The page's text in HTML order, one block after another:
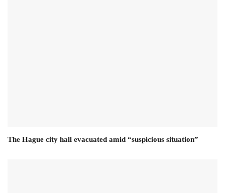
The Hague city hall evacuated amid “suspicious situation”